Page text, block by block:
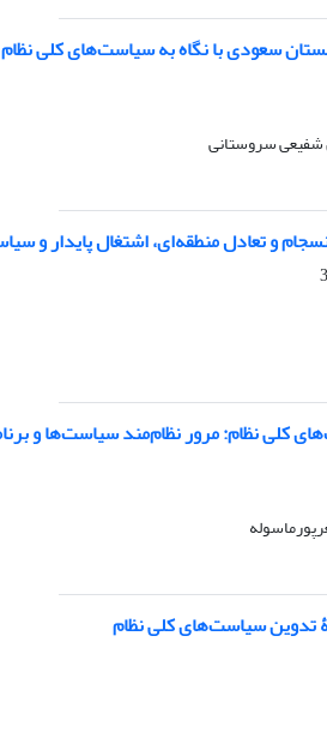
سعودی با نگاه به سیاست‌های کلی نظام
شفیعی سروستانی
و تعادل منطقه‌ای، اشتغال پایدار و
مرور نظام‌مند سیاست‌ها و برنامه‌ها (1384
تدوین سیاست‌های کلی نظام